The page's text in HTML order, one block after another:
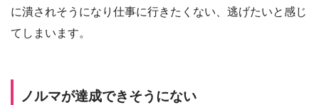
に潰されそうになり仕事に行きたくない、逃げたいと感じ
てしまいます。
ノルマが達成できそうにない